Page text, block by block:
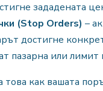
зададената
(Stop Orders) – а
достигне
пазарна или лимит
това как вашата